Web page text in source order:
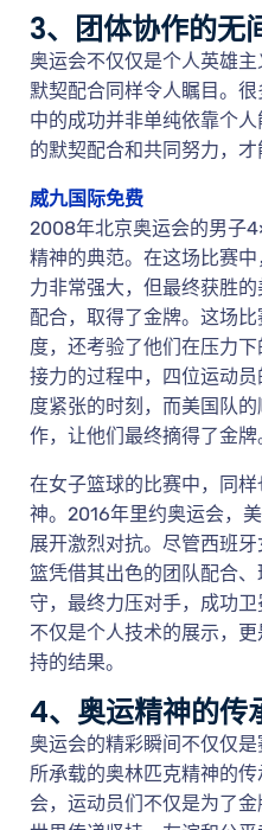
3、团体协作的无
奥运会不仅仅是个人英雄
默契配合同样令人瞩目。
中的成功并非单纯依靠个
的默契配合和共同努力，才
威九国际免费
2008年北京奥运会的男子
精神的典范。在这场比赛
力非常强大，但最终获胜
配合，取得了金牌。这场
度，还考验了他们在压力
接力的过程中，四位运动
度紧张的时刻，而美国队
作，让他们最终摘得了金牌
在女子篮球的比赛中，同
神。2016年里约奥运会，
展开激烈对抗。尽管西班
篮凭借其出色的团队配合
守，最终力压对手，成功
不仅是个人技术的展示，
持的结果。
4、奥运精神的传
奥运会的精彩瞬间不仅仅
所承载的奥林匹克精神的
会，运动员们不仅是为了